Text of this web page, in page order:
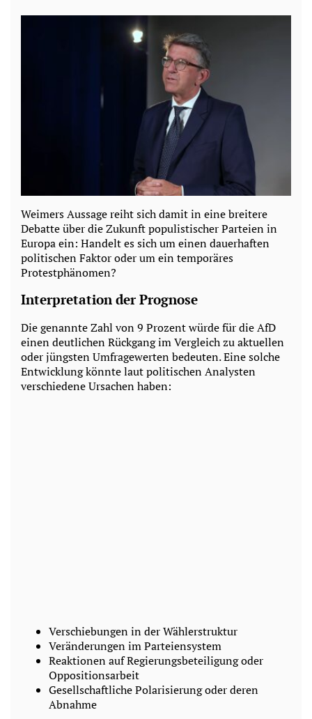
Weimers Aussage reiht sich damit in eine breitere
Debatte über die Zukunft populistischer Parteien in
Europa ein: Handelt es sich um einen dauerhaften
politischen Faktor oder um ein temporäres
Protestphänomen?
Interpretation der Prognose
Die genannte Zahl von 9 Prozent würde für die AfD
einen deutlichen Rückgang im Vergleich zu aktuellen
oder jüngsten Umfragewerten bedeuten. Eine solche
Entwicklung könnte laut politischen Analysten
verschiedene Ursachen haben:
Verschiebungen in der Wählerstruktur
Veränderungen im Parteiensystem
Reaktionen auf Regierungsbeteiligung oder
Oppositionsarbeit
Gesellschaftliche Polarisierung oder deren
Abnahme